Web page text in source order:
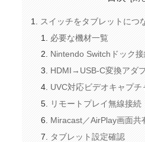
スイッチをタブレットにつ
必要な機材一覧
Nintendo Switchドック
HDMI→USB-C変換アダ
UVC対応ビデオキャプチ
リモートプレイ無線接続
Miracast／AirPlay画面共
タブレット設定確認